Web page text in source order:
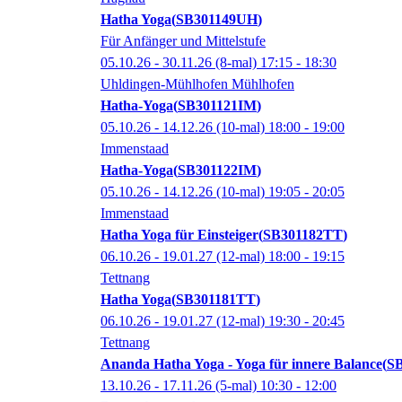
Hatha Yoga SB301149UH
Für Anfänger und Mittelstufe
05.10.26 - 30.11.26 (8-mal) 17:15 - 18:30
Uhldingen-Mühlhofen Mühlhofen
Hatha-Yoga SB301121IM
05.10.26 - 14.12.26 (10-mal) 18:00 - 19:00
Immenstaad
Hatha-Yoga SB301122IM
05.10.26 - 14.12.26 (10-mal) 19:05 - 20:05
Immenstaad
Hatha Yoga für Einsteiger SB301182TT
06.10.26 - 19.01.27 (12-mal) 18:00 - 19:15
Tettnang
Hatha Yoga SB301181TT
06.10.26 - 19.01.27 (12-mal) 19:30 - 20:45
Tettnang
Ananda Hatha Yoga - Yoga für innere Balance
13.10.26 - 17.11.26 (5-mal) 10:30 - 12:00